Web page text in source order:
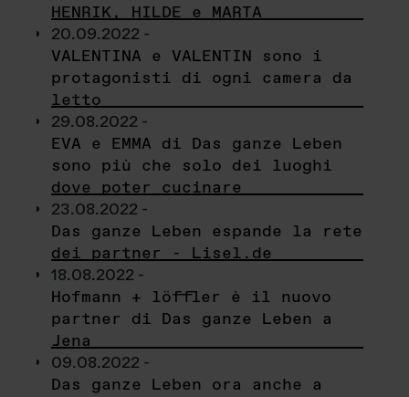
HENRIK, HILDE e MARTA
20.09.2022 -
VALENTINA e VALENTIN sono i
protagonisti di ogni camera da
letto
29.08.2022 -
EVA e EMMA di Das ganze Leben
sono più che solo dei luoghi
dove poter cucinare
23.08.2022 -
Das ganze Leben espande la rete
dei partner - Lisel.de
18.08.2022 -
Hofmann + löffler è il nuovo
partner di Das ganze Leben a
Jena
09.08.2022 -
Das ganze Leben ora anche a